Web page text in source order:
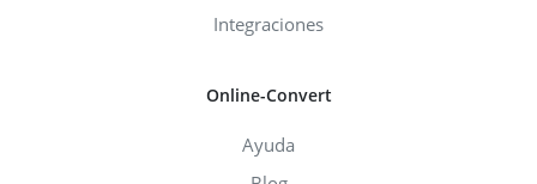
Integraciones
Online-Convert
Ayuda